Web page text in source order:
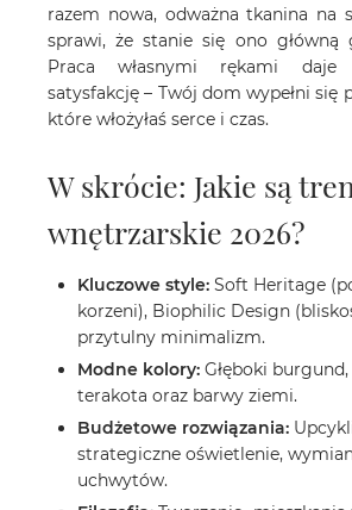
razem nowa, odważna tkanina na
sprawi, że stanie się ono główną
Praca własnymi rękami
satysfakcję – Twój dom wypełni się
które włożyłaś serce i czas.
W skrócie: Jakie są
wnętrzarskie 2026?
Kluczowe style: Soft Heritage
korzeni), Biophilic Design
przytulny minimalizm.
Modne kolory: Głęboki burgund,
terakota oraz barwy ziemi.
Budżetowe rozwiązania:
strategiczne oświetlenie,
uchwytów.